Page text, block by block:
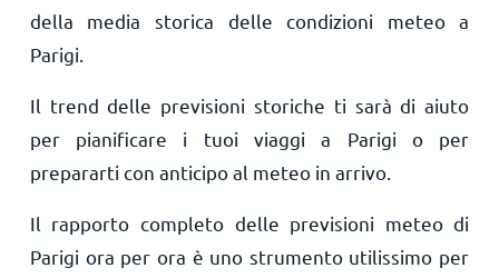
della media storica delle condizioni meteo a
Parigi.
Il trend delle previsioni storiche ti sarà di aiuto
per pianificare i tuoi viaggi a Parigi o per
prepararti con anticipo al meteo in arrivo.
Il rapporto completo delle previsioni meteo di
Parigi ora per ora è uno strumento utilissimo per